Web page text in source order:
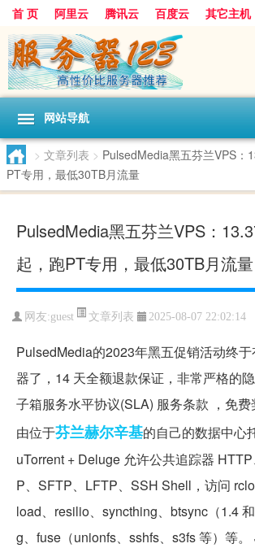
首 页 阿里云 腾讯云 百度云 其它主机
网站导航
> 文章列表 > PulsedMedia黑五芬兰VPS：
PT专用，最低30TB月流量
PulsedMedia黑五芬兰VPS：
起，跑PT专用，最低30TB月流量
网友:guest 文章列表 2025-08-07 22:02:14
PulsedMedia的2023年黑五促销活动终
器了，14 天全额退款保证，非常严格的
子箱服务水平协议(SLA) 服务条款 ，免费
由位于芬兰赫尔辛基的自己的数据中心
uTorrent + Deluge 允许公共追踪器
P、SFTP、LFTP、SSH Shell，访问
load、resilio、syncthing、btsync（1.4
g、fuse（unionfs、sshfs、s3fs 等）等